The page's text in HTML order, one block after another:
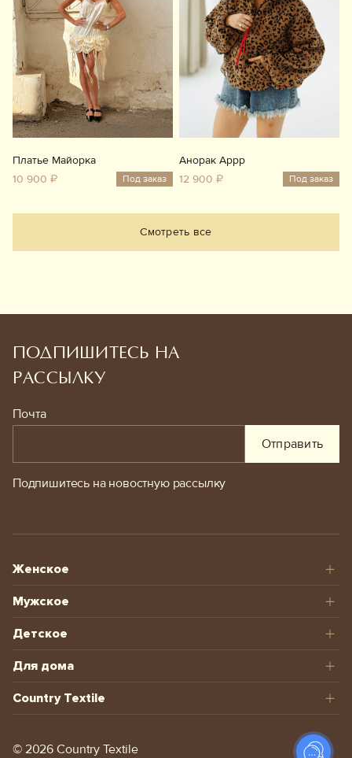
Платье Майорка
10 900 ₽
Под заказ
Анорак Аррр
12 900 ₽
Под заказ
Смотреть все
ПОДПИШИТЕСЬ НА
РАССЫЛКУ
Почта
Отправить
Подпишитесь на новостную рассылку
Женское
Мужское
Детское
Для дома
Country Textile
© 2026 Сountry Textile